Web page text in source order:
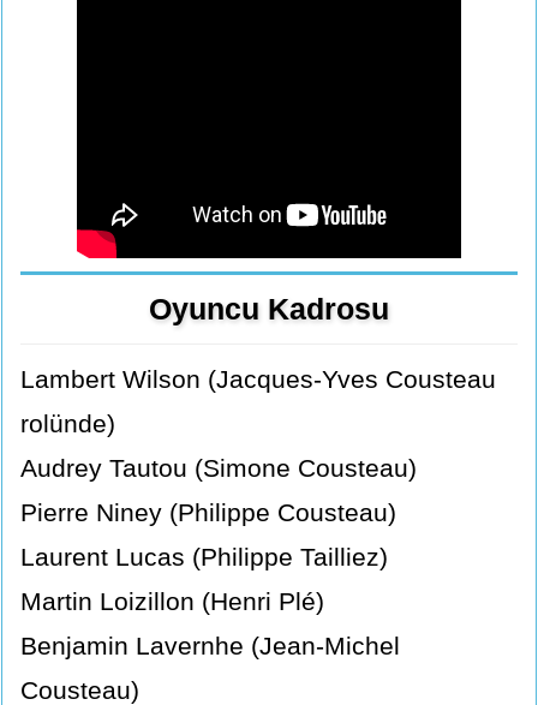
Oyuncu Kadrosu
Lambert Wilson (Jacques-Yves Cousteau
rolünde)
Audrey Tautou (Simone Cousteau)
Pierre Niney (Philippe Cousteau)
Laurent Lucas (Philippe Tailliez)
Martin Loizillon (Henri Plé)
Benjamin Lavernhe (Jean-Michel
Cousteau)